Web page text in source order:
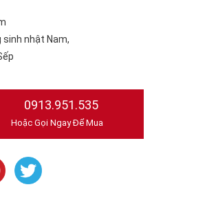
sinh nhật Nam
0913.951.535
Hoặc Gọi Ngay Để Mua